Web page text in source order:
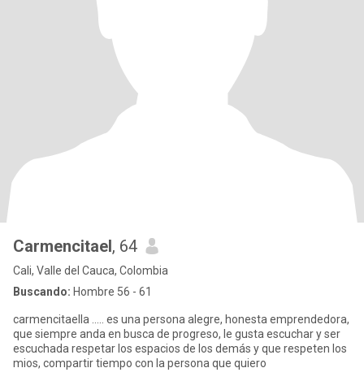
Carmencitael, 64
Cali, Valle del Cauca, Colombia
Buscando: Hombre 56 - 61
carmencitaella ..... es una persona alegre, honesta emprendedora,
que siempre anda en busca de progreso, le gusta escuchar y ser
escuchada respetar los espacios de los demás y que respeten los
mios, compartir tiempo con la persona que quiero